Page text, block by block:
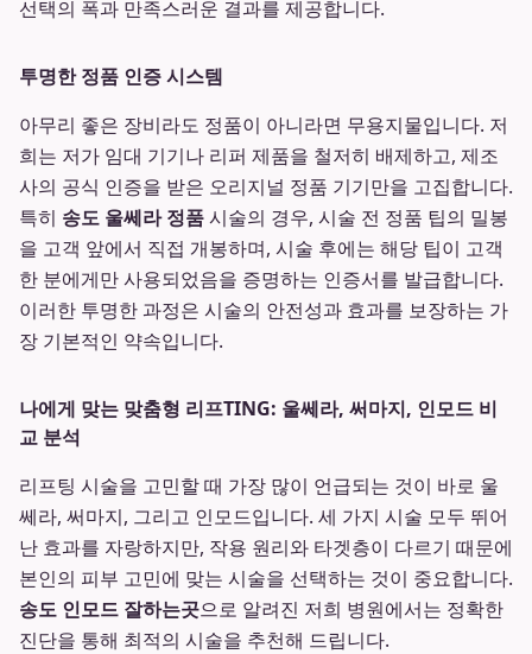
선택의 폭과 만족스러운 결과를 제공합니다.
투명한 정품 인증 시스템
아무리 좋은 장비라도 정품이 아니라면 무용지물입니다. 저
희는 저가 임대 기기나 리퍼 제품을 철저히 배제하고, 제조
사의 공식 인증을 받은 오리지널 정품 기기만을 고집합니다.
특히 송도 울쎄라 정품시술의 경우, 시술 전 정품 팁의 밀봉
을 고객 앞에서 직접 개봉하며, 시술 후에는 해당 팁이 고객
한 분에게만 사용되었음을 증명하는 인증서를 발급합니다.
이러한 투명한 과정은 시술의 안전성과 효과를 보장하는 가
장 기본적인 약속입니다.
나에게 맞는 맞춤형 리프TING: 울쎄라, 써마지, 인모드 비
교 분석
리프팅 시술을 고민할 때 가장 많이 언급되는 것이 바로 울
쎄라, 써마지, 그리고 인모드입니다. 세 가지 시술 모두 뛰어
난 효과를 자랑하지만, 작용 원리와 타겟층이 다르기 때문에
본인의 피부 고민에 맞는 시술을 선택하는 것이 중요합니다.
송도 인모드 잘하는곳으로 알려진 저희 병원에서는 정확한
진단을 통해 최적의 시술을 추천해 드립니다.